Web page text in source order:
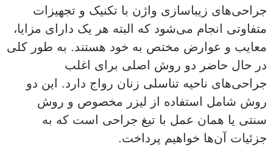
جراحی‌های زیباسازی واژن با تکنیک و تجهیزات
متفاوتی انجام می‌شود که البته هر یک دارای مزایا،
معایب و عوارض مختص به خود هستند. به طور کلی
در حال حاضر دو روش اصلی برای اغلب
جراحی‌های ناحیه تناسلی زنان رواج دارد. این دو
روش شامل استفاده از لیزر مخصوص و روش
سنتی یا همان عمل با تیغ جراحی است که به
جزئیات آن‌ها خواهیم پرداخت.